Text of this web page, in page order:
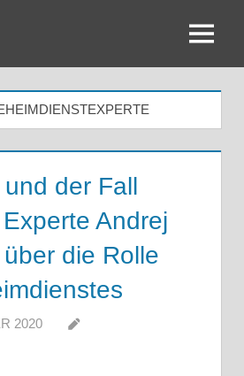
Menü
der Fall
Andrej
die Rolle
2020